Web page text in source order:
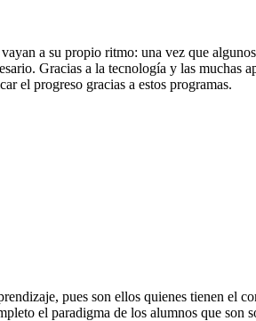
a su propio ritmo: una vez que
Gracias a la tecnología y las muchas
el progreso gracias a estos programas.
pues son ellos quienes tienen el
el paradigma de los alumnos que son